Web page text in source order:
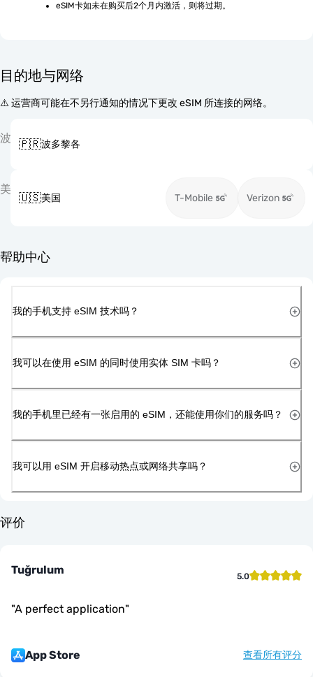
eSIM卡如未在购买后2个月内激活，则将过期。
目的地与网络
⚠️ 运营商可能在不另行通知的情况下更改 eSIM 所连接的网络。
波 🇵🇷波多黎各
美
🇺🇸美国 T-Mobile Verizon
帮助中心
我的手机支持 eSIM 技术吗？
我可以在使用 eSIM 的同时使用实体 SIM 卡吗？
我的手机里已经有一张启用的 eSIM，还能使用你们的服务吗？
我可以用 eSIM 开启移动热点或网络共享吗？
评价
Tuğrulum 5.0
"A perfect application"
App Store 查看所有评分